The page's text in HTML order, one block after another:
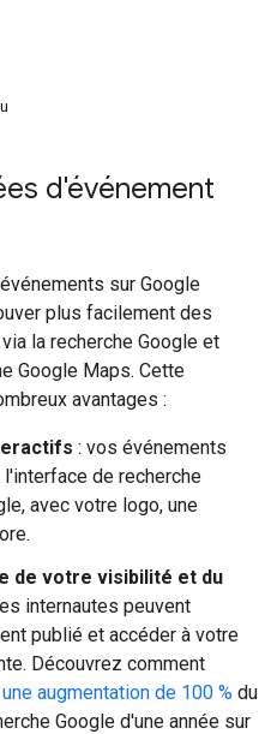
d'événement
sur Google
plus facilement des
la recherche Google et
Google Maps. Cette
avantages :
: vos événements
de recherche
avec votre logo, une
de votre visibilité et du
internautes peuvent
publié et accéder à votre
Découvrez comment
augmentation de 100 % du
Google d'une année sur